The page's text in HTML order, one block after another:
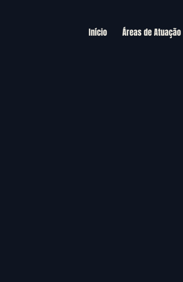
Início Áreas de Atuação